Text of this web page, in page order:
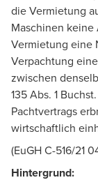
die Vermietung
Maschinen
Vermietung eine
Verpachtung
zwischen
135 Abs. 1
Pachtvertrags
wirtschaftlich
(EuGH C-516/21
Hintergrund: